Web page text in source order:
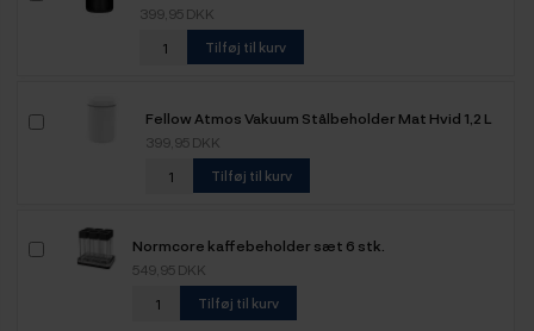
399,95 DKK
Tilføj til kurv
Fellow Atmos Vakuum Stålbeholder Mat Hvid 1,2 L
399,95 DKK
Tilføj til kurv
Normcore kaffebeholder sæt 6 stk.
549,95 DKK
Tilføj til kurv